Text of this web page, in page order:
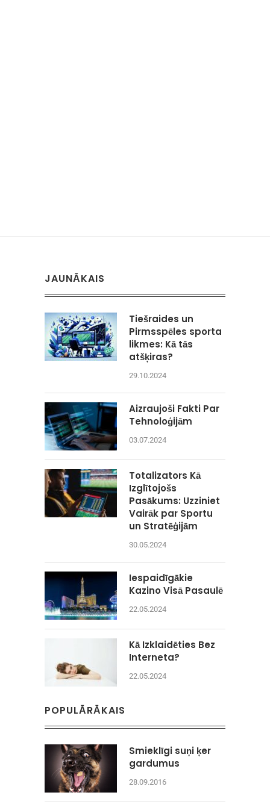
JAUNĀKAIS
Tiešraides un
Pirmsspēles sporta
likmes: Kā tās
atšķiras?
29.10.2024
Aizraujoši Fakti Par
Tehnoloģijām
03.07.2024
Totalizators Kā
Izglītojošs
Pasākums: Uzziniet
Vairāk par Sportu
un Stratēģijām
30.05.2024
Iespaidīgākie
Kazino Visā Pasaulē
22.05.2024
Kā Izklaidēties Bez
Interneta?
22.05.2024
POPULĀRĀKAIS
Smieklīgi suņi ķer
gardumus
28.09.2016